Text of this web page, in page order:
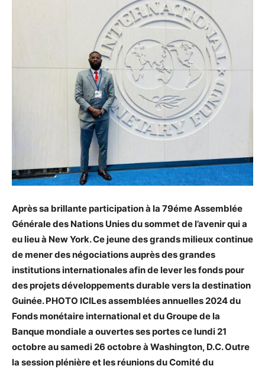
Après sa brillante participation à la 79éme Assemblée
Générale des Nations Unies du sommet de l’avenir qui a
eu lieu à New York. Ce jeune des grands milieux continue
de mener des négociations auprès des grandes
institutions internationales afin de lever les fonds pour
des projets développements durable vers la destination
Guinée. PHOTO ICILes assemblées annuelles 2024 du
Fonds monétaire international et du Groupe de la
Banque mondiale a ouvertes ses portes ce lundi 21
octobre au samedi 26 octobre à Washington, D.C. Outre
la session plénière et les réunions du Comité du